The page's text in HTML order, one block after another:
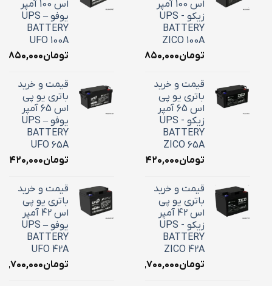
اس 100 آمپر
زیکو - UPS
BATTERY
ZICO 100A
تومان۳۶,۸۵۰,۰۰۰
قیمت و خرید
باتری یو پی
اس 65 آمپر
زیکو - UPS
BATTERY
ZICO 65A
تومان۲۴,۴۲۰,۰۰۰
قیمت و خرید
باتری یو پی
اس 42 آمپر
زیکو - UPS
BATTERY
ZICO 42A
تومان۱۸,۷۰۰,۰۰۰
اس 100 آمپر
یوفو – UPS
BATTERY
UFO 100A
تومان
قیمت و خرید
باتری یو پی
اس 65 آمپر
یوفو – UPS
BATTERY
UFO 65A
تومان
قیمت و خرید
باتری یو پی
اس 42 آمپر
یوفو – UPS
BATTERY
UFO 42A
تومان